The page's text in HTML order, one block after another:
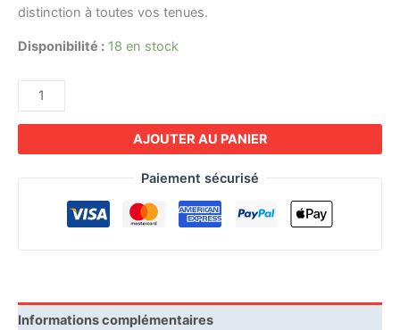
distinction à toutes vos tenues.
Disponibilité : 18 en stock
AJOUTER AU PANIER
Paiement sécurisé
Informations complémentaires